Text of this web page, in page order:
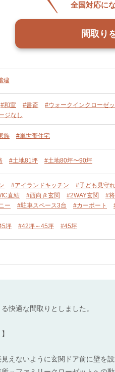
全国対応に
間取り
建
#和室 #書斎 #ウォークインクローゼッ
ジなし
族 #単世帯住宅
#土地81坪 #土地80坪〜90坪
#アイランドキッチン #子ども見守
直結
#西向き玄関 #2WAY玄関 #
ー
#駐車スペース3台 #カーポート
坪 #42坪～45坪 #45坪
快適な間取りとしました。
えないように玄関ドア前に壁を設